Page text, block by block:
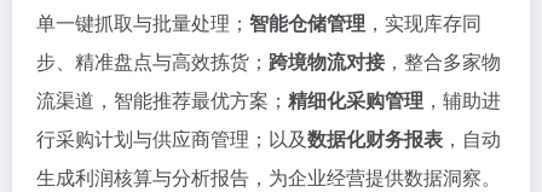
单一键抓取与批量处理； 智能仓储管理 ，实现库存同
步、精准盘点与高效拣货； 跨境物流对接 ，整合多家物
流渠道，智能推荐最优方案； 精细化采购管理 ，辅助进
行采购计划与供应商管理；以及数据化财务报表 ，自动
生成利润核算与分析报告，为企业经营提供数据洞察。